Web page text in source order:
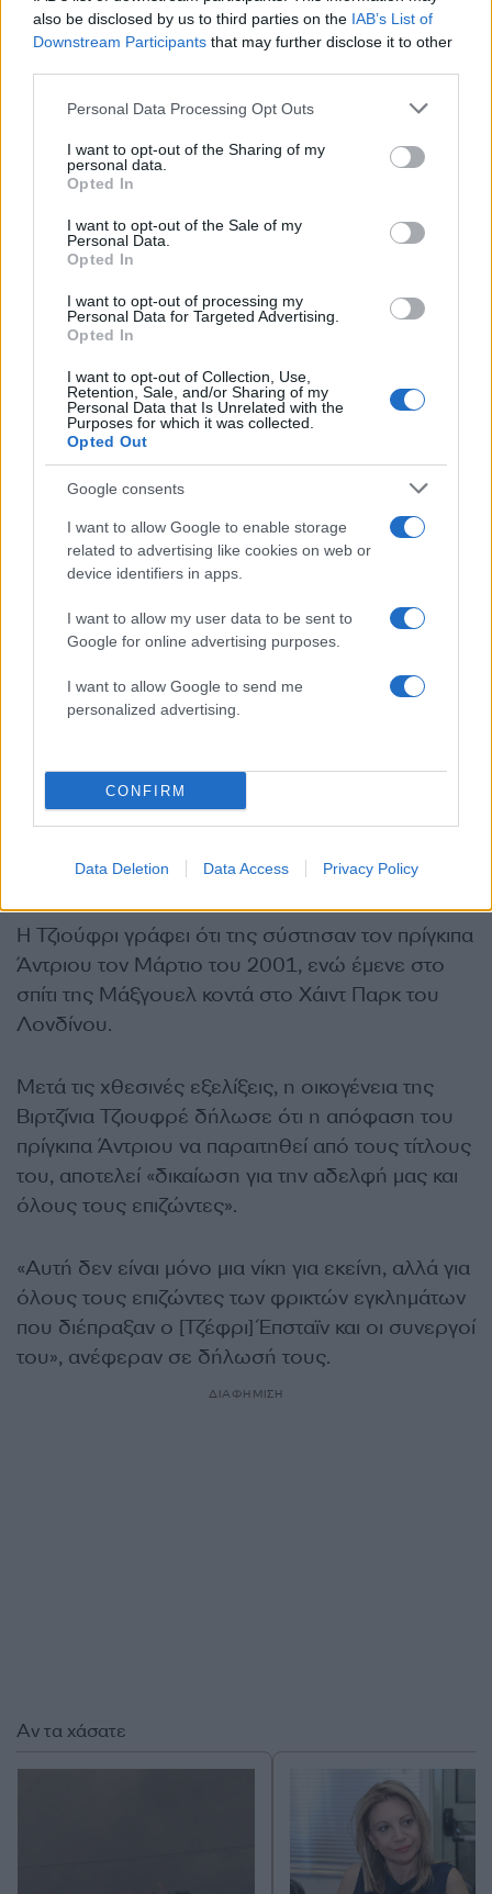
also be disclosed by us to third parties on the IAB’s List of
Downstream Participants that may further disclose it to other
Please note that this website/app uses one or more Google
not limited to your visit or usage behaviour. You may click to
grant or deny consent to Google and its third-party tags to
use your data for below specified purposes in below Google
consent section.
Personal Data Processing Opt Outs
I want to opt-out of the Sharing of my
personal data.
Opted In
I want to opt-out of the Sale of my
Personal Data.
Opted In
I want to opt-out of processing my
Personal Data for Targeted Advertising.
Opted In
I want to opt-out of Collection, Use,
Retention, Sale, and/or Sharing of my
Personal Data that Is Unrelated with the
Purposes for which it was collected.
Opted Out
Google consents
I want to allow Google to enable storage
related to advertising like cookies on web or
device identifiers in apps.
I want to allow my user data to be sent to
Google for online advertising purposes.
I want to allow Google to send me
personalized advertising.
CONFIRM
Data Deletion Data Access Privacy Policy
Παρά το διαζύγιό τους, το ζευγάρι συνέχισε να
ζει μαζί και θα παραμείνει στο πολυτελές Royal
Lodge με 30 υπνοδωμάτια στο Windsor, παρά
O πρίγκιπας Άντριου «πίστευε ότι
το σεξ μαζί μου ήταν κληρονομικό
του δικαίωμα»
Ο πρίγκιπας Άντριου «πίστευε ότι το να κάνει σεξ
αναφέρει στο βιβλίο της η Βιρτζίνια Τζιούφρι,
επιφανής κατήγορος του σεξουαλικού
εγκληματία, η οποία αφαίρεσε τη ζωή της τον
περασμένο Απρίλιο σε ηλικία 41 ετών.
Αποσπάσματα του βιβλίου, του οποίου ο τίτλος
είναι Nobody’s Girl και αναμένεται να εκδοθεί την
επόμενη εβδομάδα, δημοσίευσε προ ημερών ο
Guardian.
Στο βιβλίο, η Τζιούφρι περιγράφει επίσης τη
χειραγώγησή της από τον Τζέφρι Έπστιν, ο
για κατηγορίες σεξουαλικής εκμετάλλευσης, και
από την Γκίσλεϊν Μάξγουελ, η οποία φυλακίστηκε
Έπστιν.
Η Τζιούφρι γράφει ότι της σύστησαν τον πρίγκιπα
Άντριου τον Μάρτιο του 2001, ενώ έμενε στο
σπίτι της Μάξγουελ κοντά στο Χάιντ Παρκ του
Λονδίνου.
Μετά τις χθεσινές εξελίξεις, η οικογένεια της
Βιρτζίνια Τζιουφρέ δήλωσε ότι η απόφαση του
πρίγκιπα Άντριου να παραιτηθεί από τους τίτλους
του, αποτελεί «δικαίωση για την αδελφή μας και
όλους τους επιζώντες».
«Αυτή δεν είναι μόνο μια νίκη για εκείνη, αλλά για
όλους τους επιζώντες των φρικτών εγκλημάτων
που διέπραξαν ο [Τζέφρι] Έπσταϊν και οι συνεργοί
του», ανέφεραν σε δήλωσή τους.
ΔΙΑΦΗΜΙΣΗ
Αν τα χάσατε